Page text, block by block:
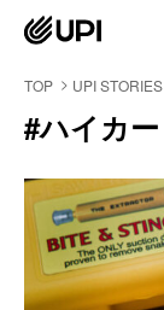
TOP UPI STORIES
#ハイカー